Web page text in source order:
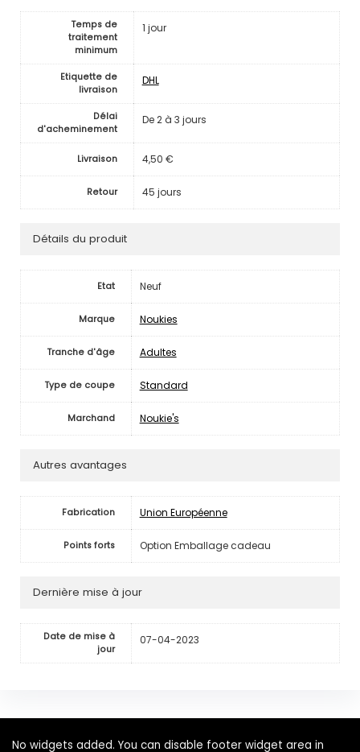
Temps de
traitement
minimum
1 jour
Etiquette de
livraison
DHL
Délai
d'acheminement
De 2 à 3 jours
Livraison 4,50 €
Retour 45 jours
Détails du produit
Etat Neuf
Marque Noukies
Tranche d'âge Adultes
Type de coupe Standard
Marchand Noukie's
Autres avantages
Fabrication Union Européenne
Points forts Option Emballage cadeau
Dernière mise à jour
Date de mise à
jour
07-04-2023
No widgets added. You can disable footer widget area in